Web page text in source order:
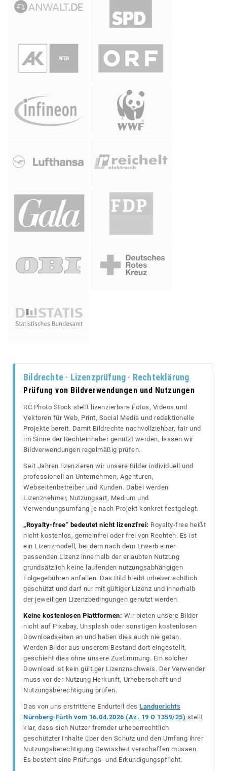
Bildrechte · Lizenzprüfung · Rechteklärung
Prüfung von Bildverwendungen und Nutzungen
RC Photo Stock stellt lizenzierbare Fotos, Videos und
Vektoren für Web, Print, Social Media und redaktionelle
Projekte bereit. Damit Bildrechte nachvollziehbar, fair und
im Sinne der Rechteinhaber genutzt werden, lassen wir
Bildverwendungen regelmäßig prüfen.
Seit Jahren lizenzieren wir unsere Bilder individuell und
professionell an Unternehmen, Agenturen,
Webseitenbetreiber und Kunden. Dabei werden
Lizenznehmer, Nutzungsart, Medium und
Verwendungsumfang je nach Projekt konkret festgelegt.
„Royalty-free“ bedeutet nicht lizenzfrei: Royalty-free heißt
nicht kostenlos, gemeinfrei oder frei von Rechten. Es ist
ein Lizenzmodell, bei dem nach dem Erwerb einer
passenden Lizenz innerhalb der erlaubten Nutzung
grundsätzlich keine laufenden nutzungsabhängigen
Folgegebühren anfallen. Das Bild bleibt urheberrechtlich
geschützt und darf nur mit gültiger Lizenz und innerhalb
der jeweiligen Lizenzbedingungen genutzt werden.
Keine kostenlosen Plattformen: Wir bieten unsere Bilder
nicht auf Pixabay, Unsplash oder sonstigen kostenlosen
Downloadseiten an und haben dies auch nie getan.
Werden Bilder aus unserem Bestand dort eingestellt,
geschieht dies ohne unsere Zustimmung. Ein solcher
Download ist kein gültiger Lizenznachweis. Der Verwender
muss vor der Nutzung Herkunft, Urheberschaft und
Nutzungsberechtigung prüfen.
Das von uns erstrittene Endurteil des Landgerichts
Nürnberg-Fürth vom 16.04.2026 (Az. 19 O 1359/25) stellt
klar, dass sich Nutzer fremder urheberrechtlich
geschützter Inhalte über den Schutz und den Umfang ihrer
Nutzungsberechtigung Gewissheit verschaffen müssen.
Es besteht eine Prüfungs- und Erkundigungspflicht.